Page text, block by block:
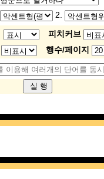
2.
피치커브
행수/페이지